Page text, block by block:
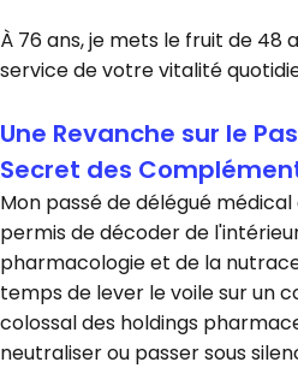
À 76 ans, je mets le fruit de 48
service de votre vitalité
Une Revanche sur le
Secret des
Mon passé de délégué
permis de décoder de
pharmacologie et de la
temps de lever le voile sur un
colossal des holdings
neutraliser ou passer sous